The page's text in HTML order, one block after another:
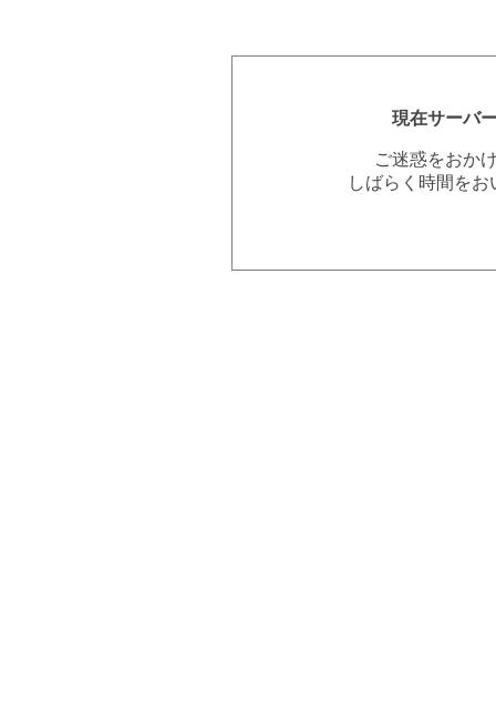
現在サーバ
ご迷惑をおか
しばらく時間を